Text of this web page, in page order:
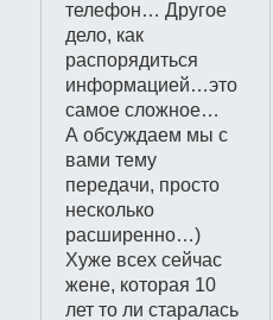
телефон… Другое
дело, как
распорядиться
информацией…это
самое сложное…
А обсуждаем мы с
вами тему
передачи, просто
несколько
расширенно…)
Хуже всех сейчас
жене, которая 10
лет то ли старалась